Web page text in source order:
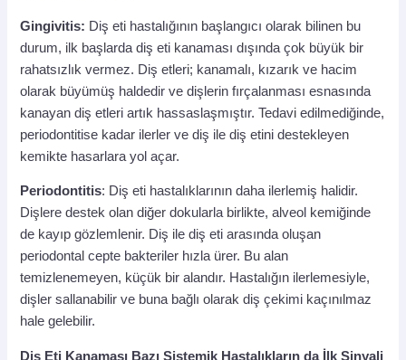
Gingivitis: Diş eti hastalığının başlangıcı olarak bilinen bu
durum, ilk başlarda diş eti kanaması dışında çok büyük bir
rahatsızlık vermez. Diş etleri; kanamalı, kızarık ve hacim
olarak büyümüş haldedir ve dişlerin fırçalanması esnasında
kanayan diş etleri artık hassaslaşmıştır. Tedavi edilmediğinde,
periodontitise kadar ilerler ve diş ile diş etini destekleyen
kemikte hasarlara yol açar.
Periodontitis: Diş eti hastalıklarının daha ilerlemiş halidir.
Dişlere destek olan diğer dokularla birlikte, alveol kemiğinde
de kayıp gözlemlenir. Diş ile diş eti arasında oluşan
periodontal cepte bakteriler hızla ürer. Bu alan
temizlenemeyen, küçük bir alandır. Hastalığın ilerlemesiyle,
dişler sallanabilir ve buna bağlı olarak diş çekimi kaçınılmaz
hale gelebilir.
Diş Eti Kanaması Bazı Sistemik Hastalıkların da İlk Sinyali